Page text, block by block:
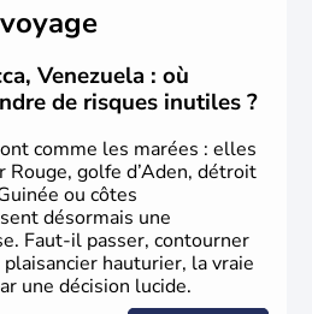
Venezuela : où
de risques inutiles ?
comme les marées : elles
golfe d’Aden, détroit
ou côtes
désormais une
Faut-il passer, contourner
hauturier, la vraie
une décision lucide.